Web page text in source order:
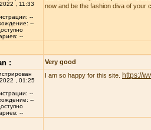
, 11:33
--
--
--
now and be the fashion diva of your
: Very good
, 01:25
--
--
--
I am so happy for this site. https://